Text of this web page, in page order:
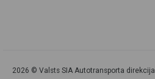
2026 © Valsts SIA Autotransporta direkcija